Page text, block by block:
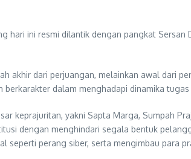
hari ini resmi dilantik dengan pangkat
akhir dari perjuangan, melainkan awal dari
dalam menghadapi dinamika
keprajuritan, yakni Sapta Marga, Sumpah
dengan menghindari segala bentuk
perang siber, serta mengimbau para